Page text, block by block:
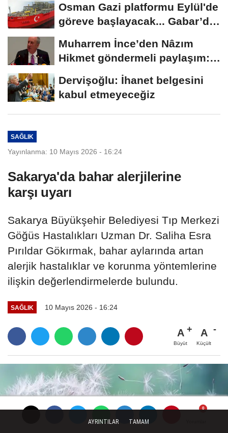
Osman Gazi platformu Eylül'de
göreve başlayacak... Gabar’da
Muharrem İnce’den Nâzım
Hikmet göndermeli paylaşım:
Vatan hainliğine...
Dervişoğlu: İhanet belgesini
kabul etmeyeceğiz
SAĞLIK
Yayınlanma: 10 Mayıs 2026 - 16:24
Sakarya'da bahar alerjilerine
karşı uyarı
Sakarya Büyükşehir Belediyesi Tıp Merkezi
Göğüs Hastalıkları Uzman Dr. Saliha Esra
Pırıldar Gökırmak, bahar aylarında artan
alerjik hastalıklar ve korunma yöntemlerine
ilişkin değerlendirmelerde bulundu.
SAĞLIK 10 Mayıs 2026 - 16:24
A
Büyüt
A
Küçült
AYRINTILAR TAMAM